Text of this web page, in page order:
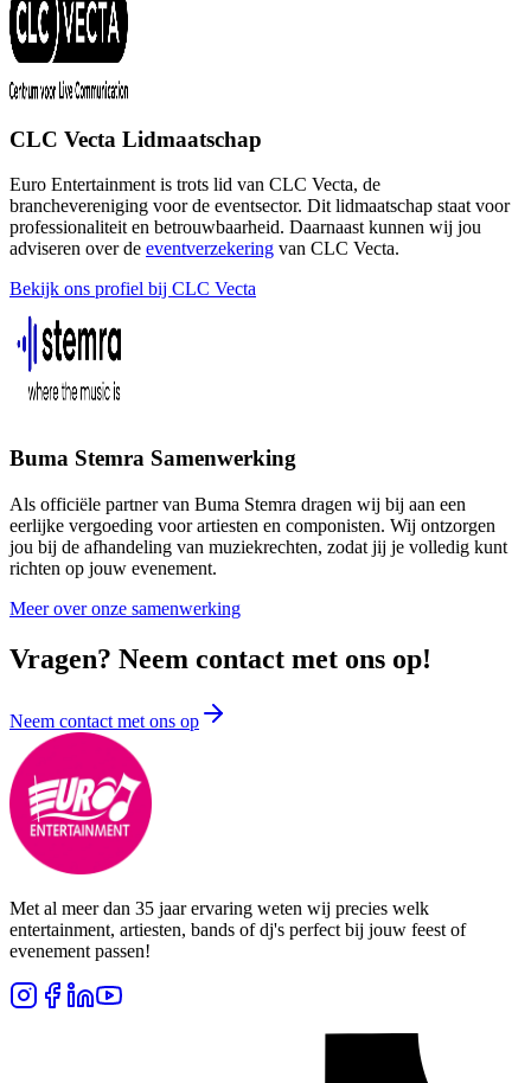
CLC Vecta Lidmaatschap
Euro Entertainment is trots lid van CLC Vecta, de
branchevereniging voor de eventsector. Dit lidmaatschap staat voor
professionaliteit en betrouwbaarheid. Daarnaast kunnen wij jou
adviseren over de eventverzekering van CLC Vecta.
Bekijk ons profiel bij CLC Vecta
Buma Stemra Samenwerking
Als officiële partner van Buma Stemra dragen wij bij aan een
eerlijke vergoeding voor artiesten en componisten. Wij ontzorgen
jou bij de afhandeling van muziekrechten, zodat jij je volledig kunt
richten op jouw evenement.
Meer over onze samenwerking
Vragen? Neem contact met ons op!
Neem contact met ons op
Met al meer dan 35 jaar ervaring weten wij precies welk
entertainment, artiesten, bands of dj's perfect bij jouw feest of
evenement passen!